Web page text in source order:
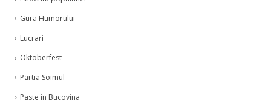
Gura Humorului
Lucrari
Oktoberfest
Partia Soimul
Paste in Bucovina